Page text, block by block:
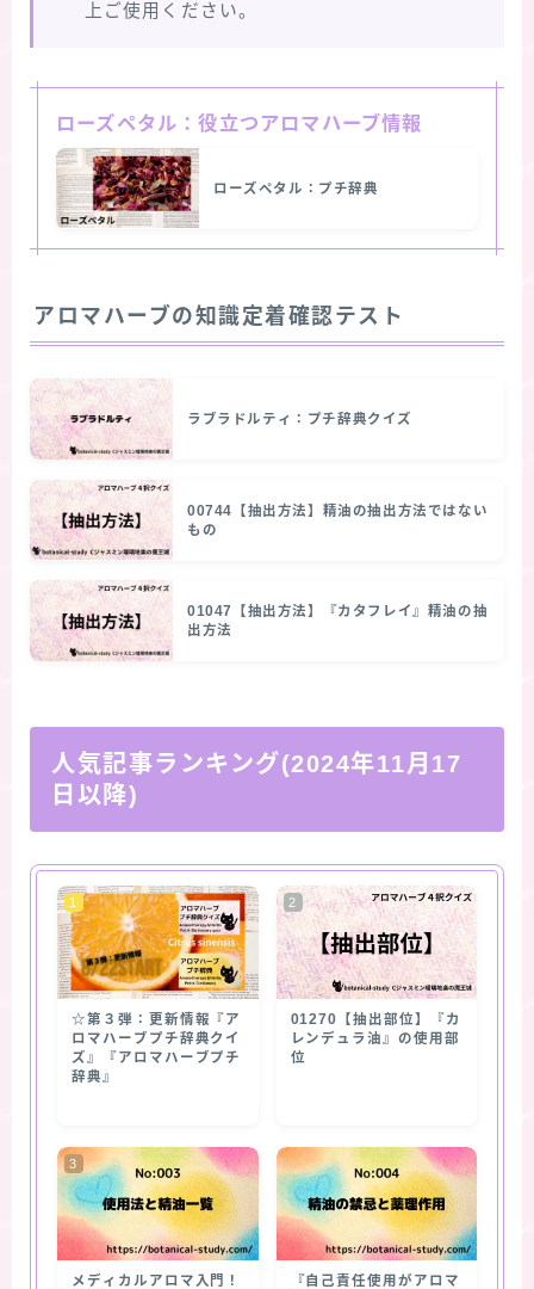
上ご使用ください。
ローズペタル：役立つアロマハーブ情報
ローズペタル：プチ辞典
アロマハーブの知識定着確認テスト
ラブラドルティ：プチ辞典クイズ
00744【抽出方法】精油の抽出方法ではない
もの
01047【抽出方法】『カタフレイ』精油の抽
出方法
人気記事ランキング(2024年11月17
日以降)
☆第３弾：更新情報『ア
ロマハーブプチ辞典クイ
ズ』『アロマハーブプチ
辞典』
01270【抽出部位】『カ
レンデュラ油』の使用部
位
メディカルアロマ入門！
『自己責任使用がアロマ